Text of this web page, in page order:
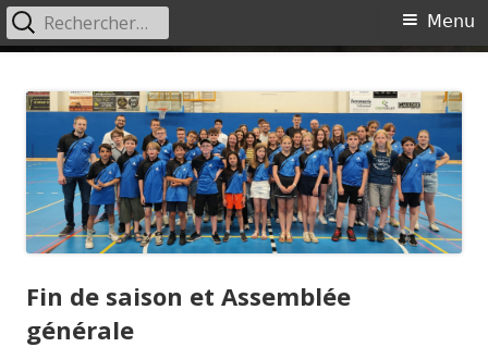
Menu
Menu
Rechercher :
Fin de saison et Assemblée
générale